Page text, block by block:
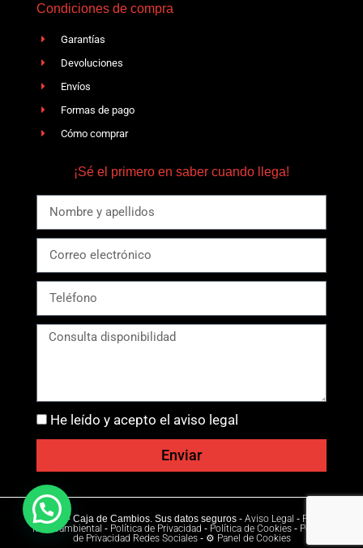
Condiciones de compra
Garantías
Devoluciones
Envíos
Formas de pago
Cómo comprar
¡Sé el primero en saber cuando llega!
He leído y acepto el aviso legal
Enviar
Ⓒ 2026 - Caja de Cambios. Sus datos seguros - Aviso Legal - Política
Medioambiental - Política de Privacidad - Política de Cookies- Política
de Privacidad Redes Sociales- ⚙ Panel de Cookies